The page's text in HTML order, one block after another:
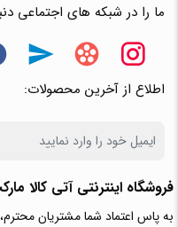
ما را در شبکه های اجتماعی
اطلاع از آخرین محصولات:
فروشگاه اینترنتی آتی‌ کالا
به پاس اعتماد شما مشتریان